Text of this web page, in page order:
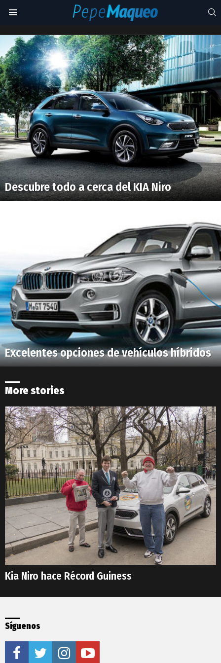
kia
niro
Latest
stories
Descubre todo a cerca del KIA Niro
Excelentes opciones de vehículos híbridos
More stories
Kia Niro hace Récord Guiness
Síguenos
facebooktwitter instagramyoutube